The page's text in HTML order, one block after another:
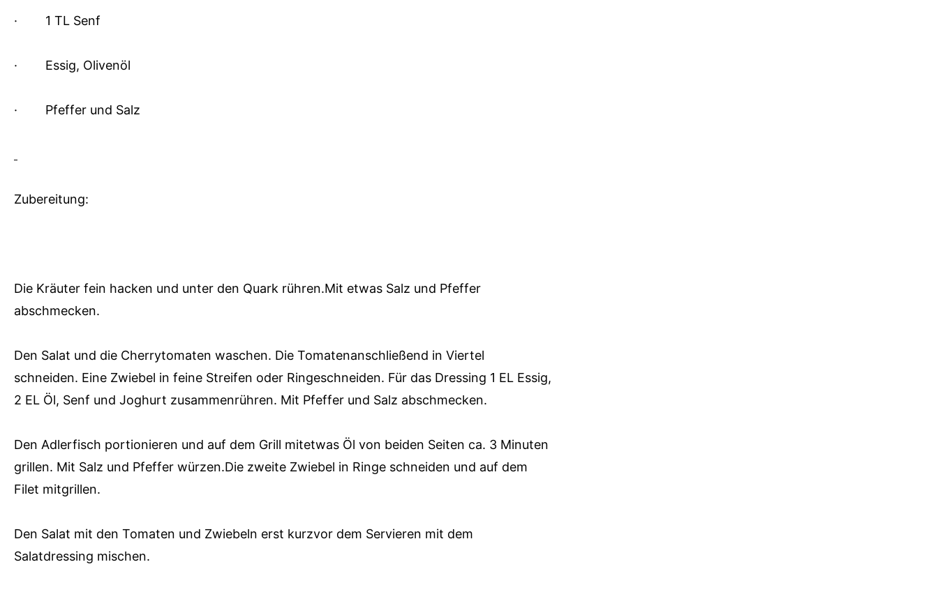
· 1 TL Senf
· Essig, Olivenöl
· Pfeffer und Salz
Zubereitung:
Die Kräuter fein hacken und unter den Quark rühren.Mit etwas Salz und Pfeffer
abschmecken.
Den Salat und die Cherrytomaten waschen. Die Tomatenanschließend in Viertel
schneiden. Eine Zwiebel in feine Streifen oder Ringeschneiden. Für das Dressing 1 EL Essig,
2 EL Öl, Senf und Joghurt zusammenrühren. Mit Pfeffer und Salz abschmecken.
Den Adlerfisch portionieren und auf dem Grill mitetwas Öl von beiden Seiten ca. 3 Minuten
grillen. Mit Salz und Pfeffer würzen.Die zweite Zwiebel in Ringe schneiden und auf dem
Filet mitgrillen.
Den Salat mit den Tomaten und Zwiebeln erst kurzvor dem Servieren mit dem
Salatdressing mischen.